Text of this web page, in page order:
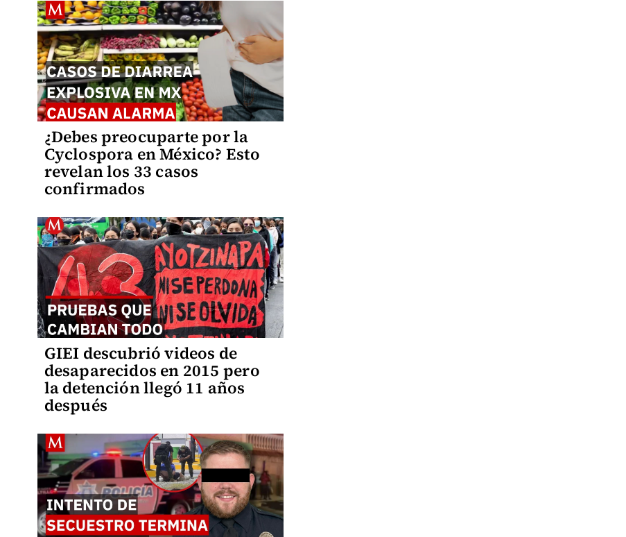
¿Debes preocuparte por la
Cyclospora en México? Esto
revelan los 33 casos
confirmados
GIEI descubrió videos de
desaparecidos en 2015 pero
la detención llegó 11 años
después